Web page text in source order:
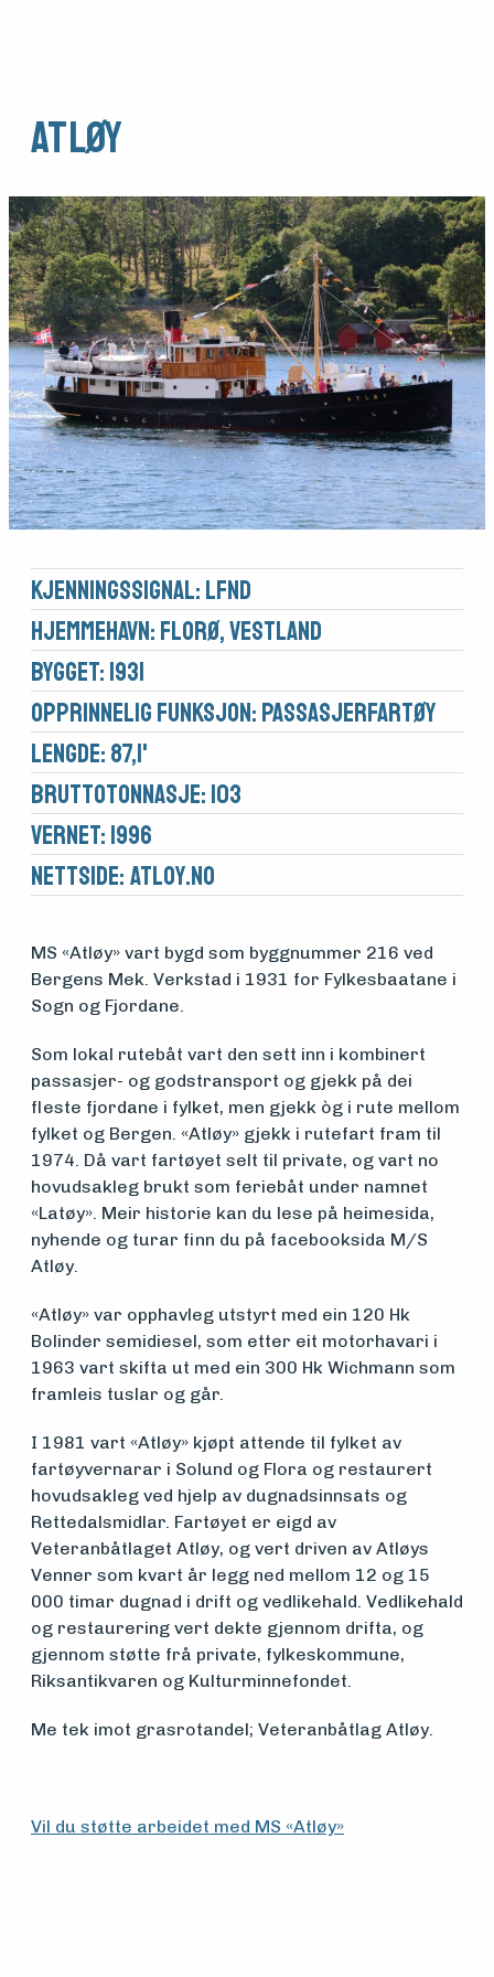
Medlemsfartøy
Søk
om
midler
Vern,
vedlikehold
og drift
Om
foreningen
Aktuelt
Arrangementer
Atløy
Kjennings­signal: LFND
Hjemmehavn: Florø, Vestland
Bygget: 1931
Opprinnelig funksjon: Passasjerfartøy
Lengde: 87,1'
Brutto­tonnasje: 103
Vernet: 1996
Nettside: atloy.no
MS «Atløy» vart bygd som byggnummer 216 ved
Bergens Mek. Verkstad i 1931 for Fylkesbaatane i
Sogn og Fjordane.
Som lokal rutebåt vart den sett inn i kombinert
passasjer- og godstransport og gjekk på dei
fleste fjordane i fylket, men gjekk òg i rute mellom
fylket og Bergen. «Atløy» gjekk i rutefart fram til
1974. Då vart fartøyet selt til private, og vart no
hovudsakleg brukt som feriebåt under namnet
«Latøy». Meir historie kan du lese på heimesida,
nyhende og turar finn du på facebooksida M/S
Atløy.
«Atløy» var opphavleg utstyrt med ein 120 Hk
Bolinder semidiesel, som etter eit motorhavari i
1963 vart skifta ut med ein 300 Hk Wichmann som
framleis tuslar og går.
I 1981 vart «Atløy» kjøpt attende til fylket av
fartøyvernarar i Solund og Flora og restaurert
hovudsakleg ved hjelp av dugnadsinnsats og
Rettedalsmidlar. Fartøyet er eigd av
Veteranbåtlaget Atløy, og vert driven av Atløys
Venner som kvart år legg ned mellom 12 og 15
000 timar dugnad i drift og vedlikehald. Vedlikehald
og restaurering vert dekte gjennom drifta, og
gjennom støtte frå private, fylkeskommune,
Riksantikvaren og Kulturminnefondet.
Me tek imot grasrotandel; Veteranbåtlag Atløy.
Vil du støtte arbeidet med MS «Atløy»